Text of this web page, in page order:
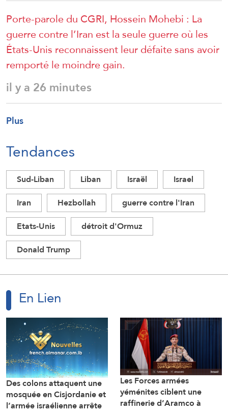
Porte-parole du CGRI, Hossein Mohebi : La
guerre contre l’Iran est la seule guerre où les
États-Unis reconnaissent leur défaite sans avoir
remporté le moindre gain.
il y a 26 minutes
Plus
Tendances
Sud-Liban Liban Israël
Israel
Iran
Hezbollah
guerre contre l'Iran
Etats-Unis
détroit d'Ormuz
Donald Trump
En Lien
Des colons attaquent une
mosquée en Cisjordanie et
l’armée israélienne arrête
Les Forces armées
yéménites ciblent une
raffinerie d’Aramco à